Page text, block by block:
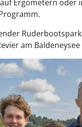
Ergometern
am